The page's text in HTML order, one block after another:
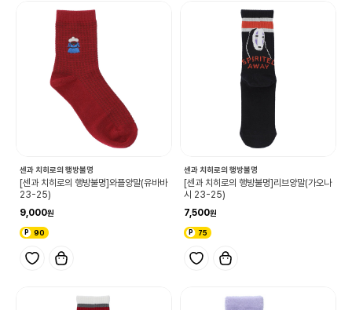
센과 치히로의 행방불명
[센과 치히로의 행방불명]와플양말(유바바
23-25)
9,000
90
센과 치히로의 행방불명
[센과 치히로의 행방불명]리브양말(가오나
시 23-25)
7,500
75